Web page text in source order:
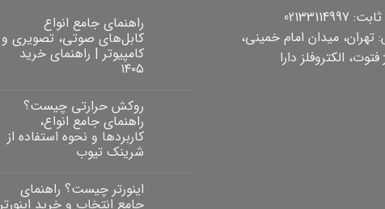
تهران، میدان امام خمینی،
فتوت، الکتروفلز دارا
راهنمای جامع انواع
کابل‌های صوتی، تصویری و
کامپیوتر | راهنمای خرید
۱۴۰۵
برای
راهنمای
جامع
انواع
کابل‌های
صوتی،
کامپیوتر
ثبت
نشده
روکش حرارتی چیست؟
راهنمای جامع انواع،
کاربردها و نحوه استفاده از
شرینک تیوب
برای
روکش
ثبت
نشده
اینورتر چیست؟ راهنمای
جامع انتخاب و خرید اینورتر